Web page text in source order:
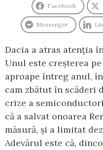
Facebook
Messenger
Dacia a atras atenția
Unul este creșterea
aproape întreg anul,
cam zbătut în scăderi
crize a
că a salvat onoarea
măsură, și a limitat
Adevărul este că,